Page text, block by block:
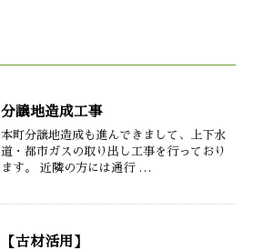
分譲地造成工事
本町分譲地造成も進んできまして、上下水
道・都市ガスの取り出し工事を行っており
ます。 近隣の方には通行 …
【古材活用】